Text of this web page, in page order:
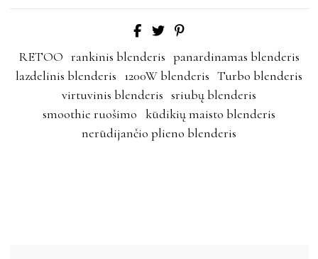
RETOO rankinis blenderis panardinamas blenderis
lazdelinis blenderis 1200W blenderis Turbo blenderis
virtuvinis blenderis sriubų blenderis
smoothie ruošimo kūdikių maisto blenderis
nerūdijančio plieno blenderis